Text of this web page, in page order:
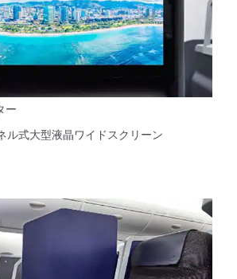
ー
ル式大型液晶ワイドスクリーン